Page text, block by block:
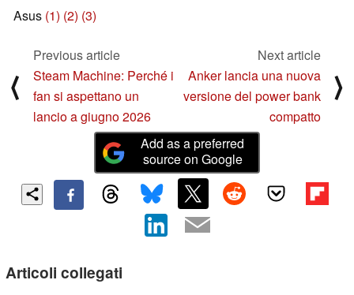
Asus (1) (2) (3)
⟨
Previous article
Steam Machine: Perché i
fan si aspettano un
lancio a giugno 2026
Next article
Anker lancia una nuova
versione del power bank
compatto
⟩
Add as a preferred
source on Google
Articoli collegati